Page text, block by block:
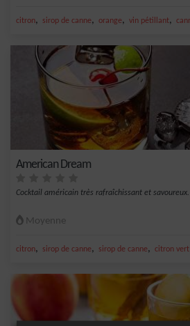
citron, sirop de canne, orange, vin pétillant,
American Dream
Cocktail américain très rafraîchissant et
Moyenne
citron, sirop de canne, sirop de canne, citron